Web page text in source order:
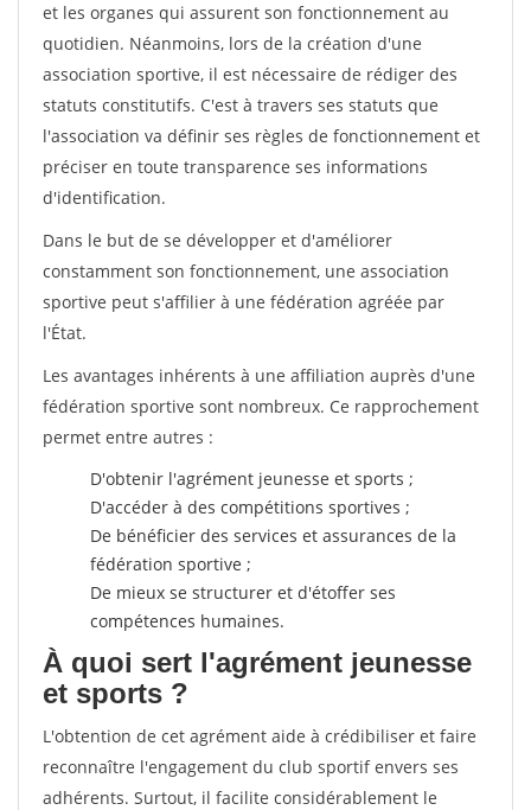
et les organes qui assurent son fonctionnement au
quotidien. Néanmoins, lors de la création d'une
association sportive, il est nécessaire de rédiger des
statuts constitutifs. C'est à travers ses statuts que
l'association va définir ses règles de fonctionnement et
préciser en toute transparence ses informations
d'identification.
Dans le but de se développer et d'améliorer
constamment son fonctionnement, une association
sportive peut s'affilier à une fédération agréée par
l'État.
Les avantages inhérents à une affiliation auprès d'une
fédération sportive sont nombreux. Ce rapprochement
permet entre autres :
D'obtenir l'agrément jeunesse et sports ;
D'accéder à des compétitions sportives ;
De bénéficier des services et assurances de la
fédération sportive ;
De mieux se structurer et d'étoffer ses
compétences humaines.
À quoi sert l'agrément jeunesse
et sports ?
L'obtention de cet agrément aide à crédibiliser et faire
reconnaître l'engagement du club sportif envers ses
adhérents. Surtout, il facilite considérablement le